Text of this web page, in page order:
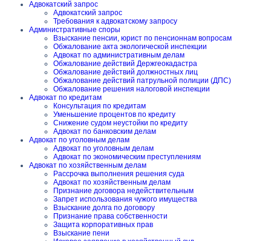
Адвокатский запрос
Адвокатский запрос
Требования к адвокатскому запросу
Административные споры
Взыскание пенсии, юрист по пенсионнам вопросам
Обжалование акта экологической инспекции
Адвокат по административным делам
Обжалование действий Держгеокадастра
Обжалование действий должностных лиц
Обжалование действий патрульной полиции (ДПС)
Обжалование решения налоговой инспекции
Адвокат по кредитам
Консультация по кредитам
Уменьшение процентов по кредиту
Снижение судом неустойки по кредиту
Адвокат по банковским делам
Адвокат по уголовным делам
Адвокат по уголовным делам
Адвокат по экономическим преступлениям
Адвокат по хозяйственным делам
Рассрочка выполнения решения суда
Адвокат по хозяйственным делам
Признание договора недействительным
Запрет использования чужого имущества
Взыскание долга по договору
Признание права собственности
Защита корпоративных прав
Взыскание пени